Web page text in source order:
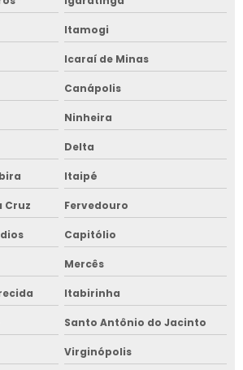
bahia
em bahia
em bahia
em bahia
pequeno porte
pequeno porte em bahia
Itamogi
Icaraí de Minas
Canápolis
Ninheira
Delta
Itaipé
Cruz Fervedouro
Capitólio
Mercês
Itabirinha
Santo Antônio do Jacinto
Virginópolis